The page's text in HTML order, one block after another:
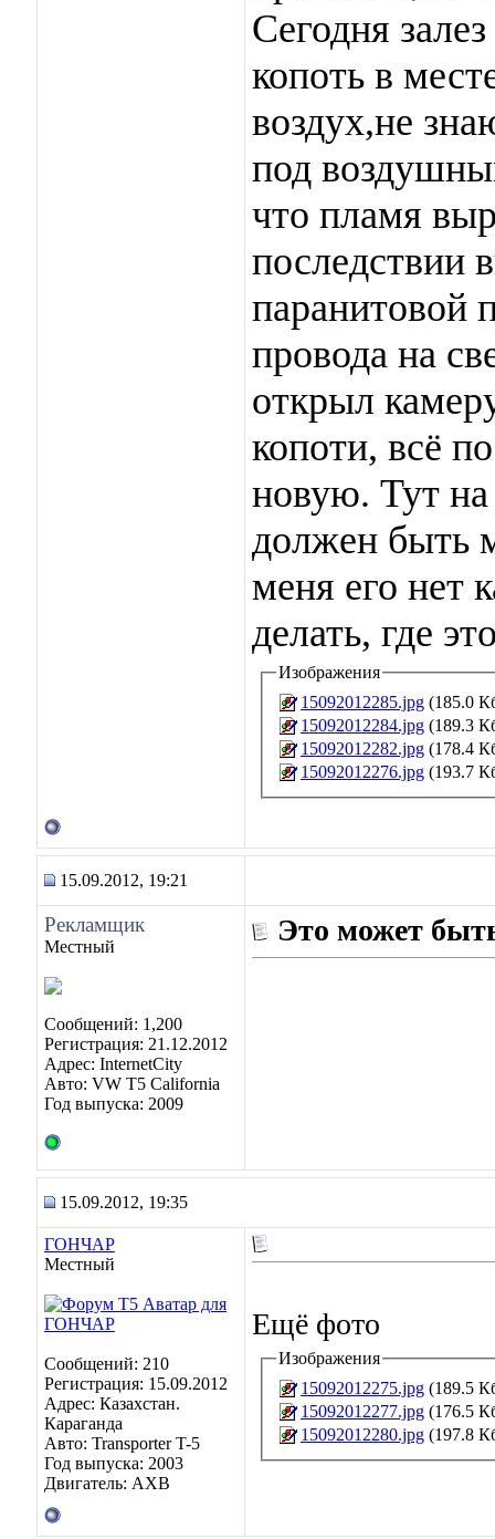
Сегодня
копоть в
воздух,не
под
что пламя
последствии
паранитовой
провода на
открыл
копоти, всё
новую. Тут на
должен быть
меня его нет
делать, где
Изображения
15092012285.jpg (185.0
15092012284.jpg (189.3
15092012282.jpg (178.4
15092012276.jpg (193.7
15.09.2012, 19:21
Рекламщик
Местный
Сообщений: 1,200
Регистрация: 21.12.2012
Адрес: InternetCity
Авто: VW T5 California
Год выпуска: 2009
Это может
15.09.2012, 19:35
ГОНЧАР
Местный
Сообщений: 210
Регистрация: 15.09.2012
Адрес: Казахстан.
Караганда
Авто: Transporter T-5
Год выпуска: 2003
Двигатель: AXB
Ещё фото
Изображения
15092012275.jpg (189.5
15092012277.jpg (176.5
15092012280.jpg (197.8